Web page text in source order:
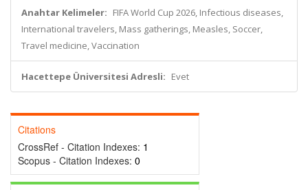
Anahtar Kelimeler: FIFA World Cup 2026, Infectious diseases,
International travelers, Mass gatherings, Measles, Soccer,
Travel medicine, Vaccination
Hacettepe Üniversitesi Adresli: Evet
Citations
CrossRef - Citation Indexes: 1
Scopus - Citation Indexes: 0